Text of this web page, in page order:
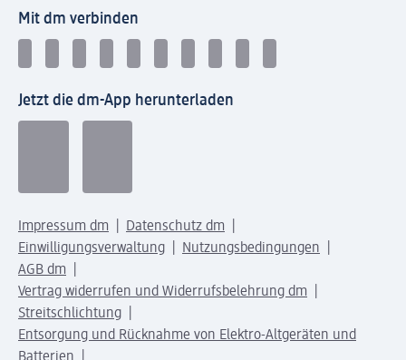
Mit dm verbinden
Jetzt die dm-App herunterladen
Impressum dm
Datenschutz dm
Einwilligungsverwaltung
Nutzungsbedingungen
AGB dm
Vertrag widerrufen und Widerrufsbelehrung dm
Streitschlichtung
Entsorgung und Rücknahme von Elektro-Altgeräten und